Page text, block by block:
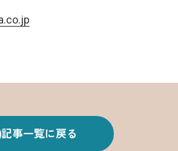
記事一覧に戻る